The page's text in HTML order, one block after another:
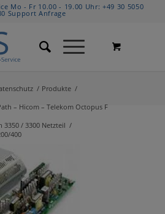
Mo - Fr 10.00 - 19.00 Uhr:+49 30 5050
Support Anfrage
/ Produkte /
– Hicom – Telekom Octopus F
3350 / 3300 Netzteil /
400